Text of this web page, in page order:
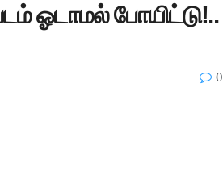
ஓடாமல் போயிட்டு!..
0